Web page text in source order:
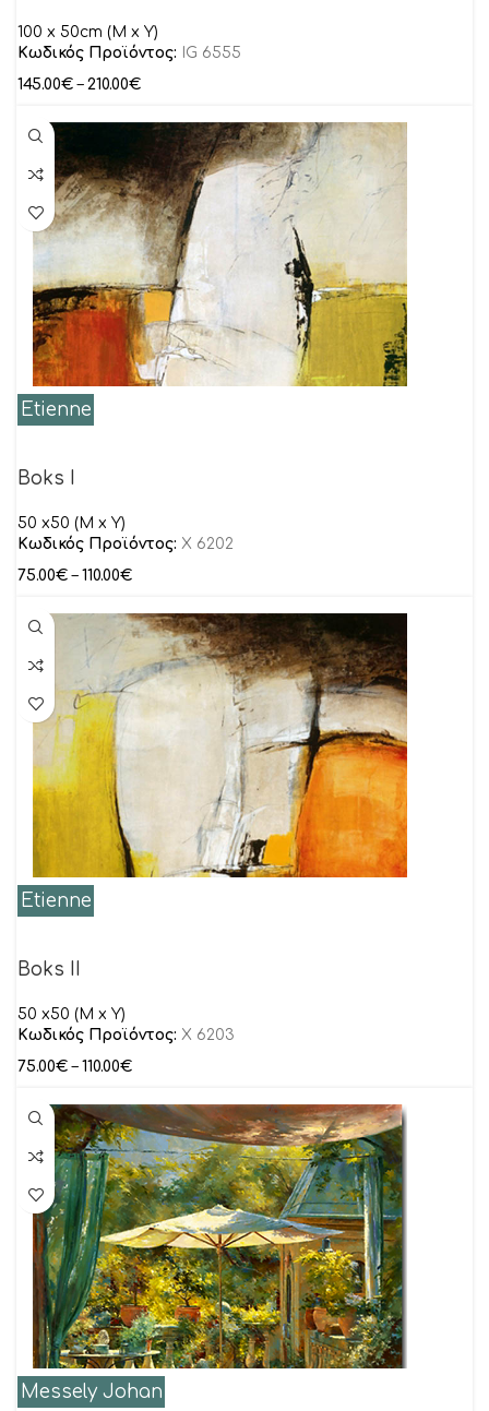
100 x 50cm (M x Y)
Κωδικός Προϊόντος:
IG 6555
145.00€ – 210.00€
Etienne
Boks I
50 x50 (M x Y)
Κωδικός Προϊόντος: X 6202
75.00€ – 110.00€
Etienne
Boks II
50 x50 (M x Y)
Κωδικός Προϊόντος: X 6203
75.00€ – 110.00€
Messely Johan